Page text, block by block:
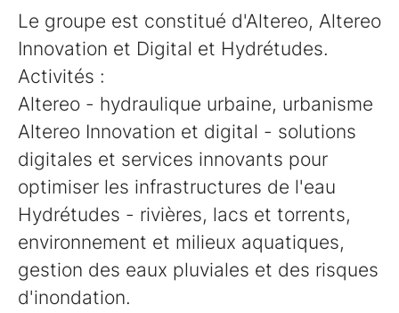
Le groupe est constitué d'Altereo, Altereo
Innovation et Digital et Hydrétudes.
Activités :
Altereo - hydraulique urbaine, urbanisme
Altereo Innovation et digital - solutions
digitales et services innovants pour
optimiser les infrastructures de l'eau
Hydrétudes - rivières, lacs et torrents,
environnement et milieux aquatiques,
gestion des eaux pluviales et des risques
d'inondation.